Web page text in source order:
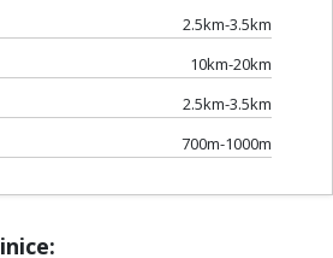
2.5km-3.5km
10km-20km
2.5km-3.5km
700m-1000m